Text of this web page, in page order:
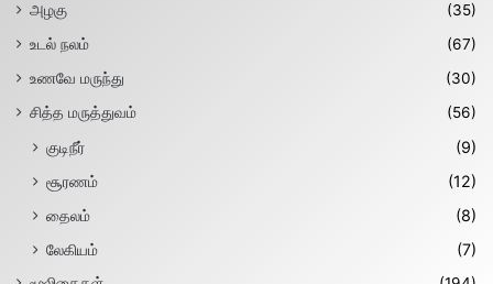
அழகு
(35)
உடல் நலம்
(67)
உணவே மருந்து
(30)
சித்த மருத்துவம்
(56)
குடிநீர்
(9)
சூரணம்
(12)
தைலம்
(8)
லேகியம்
(7)